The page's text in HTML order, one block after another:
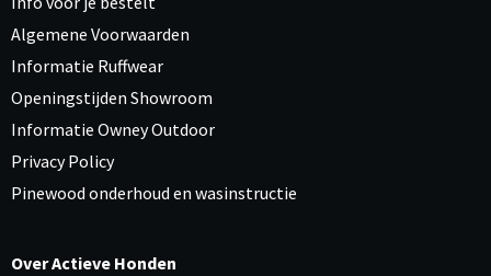
Algemene Voorwaarden
Informatie Ruffwear
Openingstijden Showroom
Informatie Owney Outdoor
Privacy Policy
Pinewood onderhoud en wasinstructie
Over Actieve Honden